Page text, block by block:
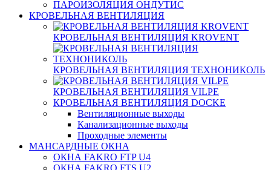
ПАРОИЗОЛЯЦИЯ ОНДУТИС
КРОВЕЛЬНАЯ ВЕНТИЛЯЦИЯ
КРОВЕЛЬНАЯ ВЕНТИЛЯЦИЯ KROVENT
КРОВЕЛЬНАЯ ВЕНТИЛЯЦИЯ ТЕХНОНИКОЛЬ
КРОВЕЛЬНАЯ ВЕНТИЛЯЦИЯ VILPE
КРОВЕЛЬНАЯ ВЕНТИЛЯЦИЯ DOCKE
Вентиляционные выходы
Канализационные выходы
Проходные элементы
МАНСАРДНЫЕ ОКНА
ОКНА FAKRO FTP U4
ОКНА FAKRO FTS U2